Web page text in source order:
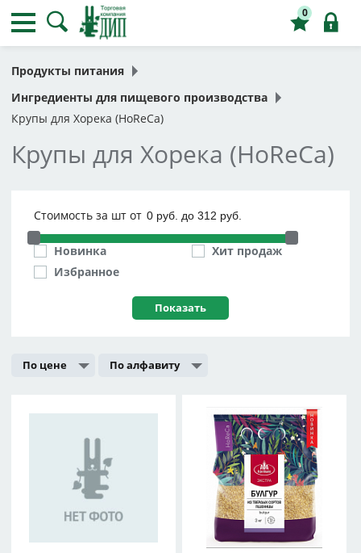
0
Продукты питания
Ингредиенты для пищевого производства
Крупы для Хорека (HoReCa)
Крупы для Хорека (HoReCa)
Стоимость за шт от
Новинка
Избранное
Хит продаж
По цене По алфавиту